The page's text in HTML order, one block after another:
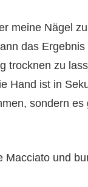
meine Nägel
das
trocknen zu
Hand ist in
sondern
Macciato und